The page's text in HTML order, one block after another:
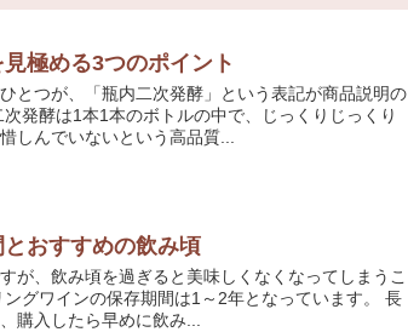
極める3つのポイント
とつが、「瓶内二次発酵」という表記が商品説明の
発酵は1本1本のボトルの中で、じっくりじっくり
しんでいないという高品質...
おすすめの飲み頃
が、飲み頃を過ぎると美味しくなくなってしまうこ
グワインの保存期間は1～2年となっています。 長
購入したら早めに飲み...